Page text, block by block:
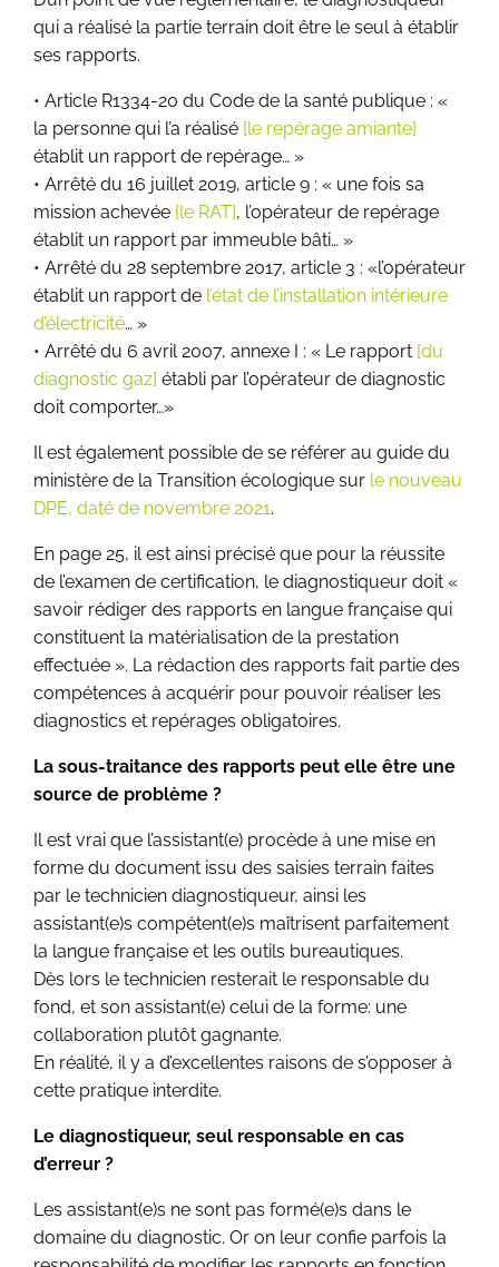
qui a réalisé la partie terrain doit être le seul à établir
ses rapports.
• Article R1334-20 du Code de la santé publique : «
la personne qui l’a réalisé [le repérage amiante]
établit un rapport de repérage… »
• Arrêté du 16 juillet 2019, article 9 : « une fois sa
mission achevée [le RAT], l’opérateur de repérage
établit un rapport par immeuble bâti… »
• Arrêté du 28 septembre 2017, article 3 : «l’opérateur
établit un rapport de l’état de l’installation intérieure
d’électricité… »
• Arrêté du 6 avril 2007, annexe I : « Le rapport [du
diagnostic gaz] établi par l’opérateur de diagnostic
doit comporter…»
Il est également possible de se référer au guide du
ministère de la Transition écologique sur le nouveau
DPE, daté de novembre 2021.
En page 25, il est ainsi précisé que pour la réussite
de l’examen de certification, le diagnostiqueur doit «
savoir rédiger des rapports en langue française qui
constituent la matérialisation de la prestation
effectuée ». La rédaction des rapports fait partie des
compétences à acquérir pour pouvoir réaliser les
diagnostics et repérages obligatoires.
La sous-traitance des rapports peut elle être une
source de problème ?
Il est vrai que l’assistant(e) procède à une mise en
forme du document issu des saisies terrain faites
par le technicien diagnostiqueur, ainsi les
assistant(e)s compétent(e)s maîtrisent parfaitement
la langue française et les outils bureautiques.
Dès lors le technicien resterait le responsable du
fond, et son assistant(e) celui de la forme: une
collaboration plutôt gagnante.
En réalité, il y a d’excellentes raisons de s’opposer à
cette pratique interdite.
Le diagnostiqueur, seul responsable en cas
d’erreur ?
Les assistant(e)s ne sont pas formé(e)s dans le
domaine du diagnostic. Or on leur confie parfois la